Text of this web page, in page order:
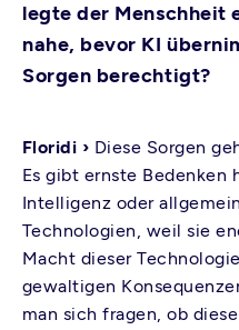
legte der Menschheit
nahe, bevor KI
Sorgen berechtigt?
Floridi › Diese Sorgen
Es gibt ernste
Intelligenz oder
Technologien, weil sie
Macht dieser
gewaltigen
man sich fragen, ob